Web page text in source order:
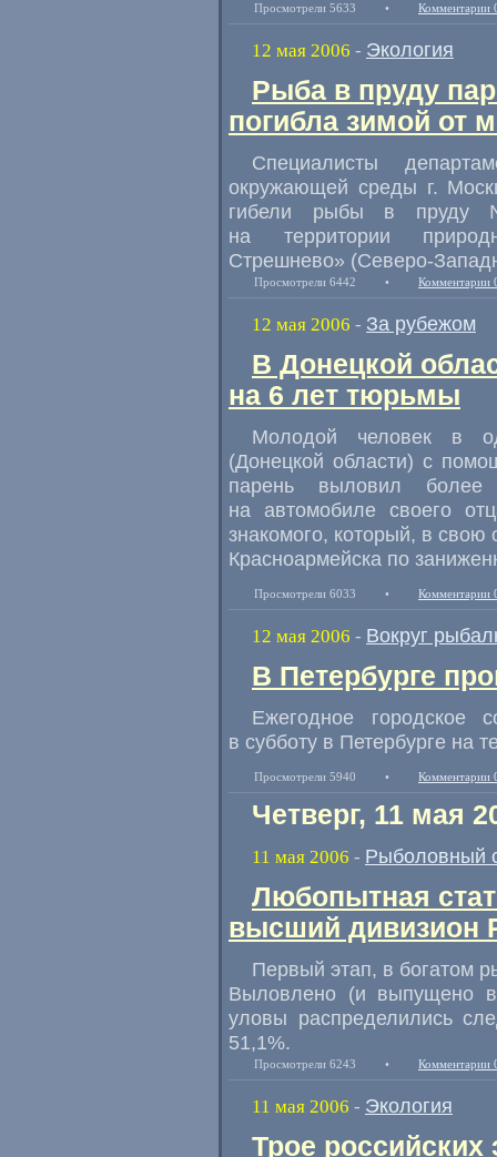
Просмотрели 5633 • Комментарии
12 мая 2006 - Экология
Рыба в пруду
погибла зимой от
Специалисты
окружающей среды г.
гибели рыбы в пруду
на территории
Стрешнево» (Северо-
Просмотрели 6442 • Комментарии
12 мая 2006 - За рубежом
В Донецкой
на 6 лет тюрьмы
Молодой человек в
(Донецкой области) с
парень выловил
на автомобиле своего
знакомого, который, в
Красноармейска по
Просмотрели 6033 • Комментарии
12 мая 2006 - Вокруг
В Петербурге
Ежегодное городское
в субботу в Петербурге на
Просмотрели 5940 • Комментарии
Четверг, 11 мая
11 мая 2006 - Рыболовный
Любопытная
высший дивизион
Первый этап, в богатом
Выловлено (и выпущено
уловы распределились
51,1%.
Просмотрели 6243 • Комментарии
11 мая 2006 - Экология
Трое российских